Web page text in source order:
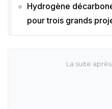
Hydrogène
pour trois grands